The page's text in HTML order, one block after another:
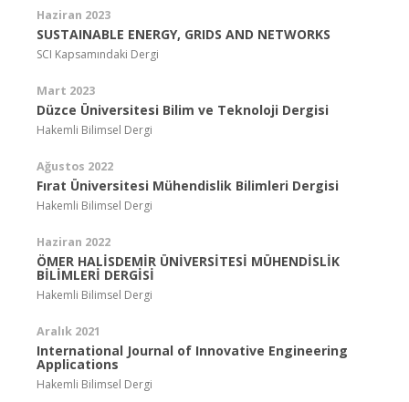
Haziran 2023
SUSTAINABLE ENERGY, GRIDS AND NETWORKS
SCI Kapsamındaki Dergi
Mart 2023
Düzce Üniversitesi Bilim ve Teknoloji Dergisi
Hakemli Bilimsel Dergi
Ağustos 2022
Fırat Üniversitesi Mühendislik Bilimleri Dergisi
Hakemli Bilimsel Dergi
Haziran 2022
ÖMER HALİSDEMİR ÜNİVERSİTESİ MÜHENDİSLİK
BİLİMLERİ DERGİSİ
Hakemli Bilimsel Dergi
Aralık 2021
International Journal of Innovative Engineering
Applications
Hakemli Bilimsel Dergi